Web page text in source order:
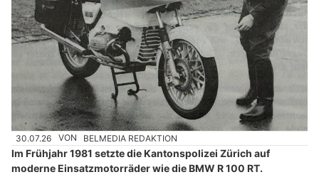
30.07.26 VON BELMEDIA REDAKTION
Im Frühjahr 1981 setzte die Kantonspolizei Zürich auf
moderne Einsatzmotorräder wie die BMW R 100 RT.